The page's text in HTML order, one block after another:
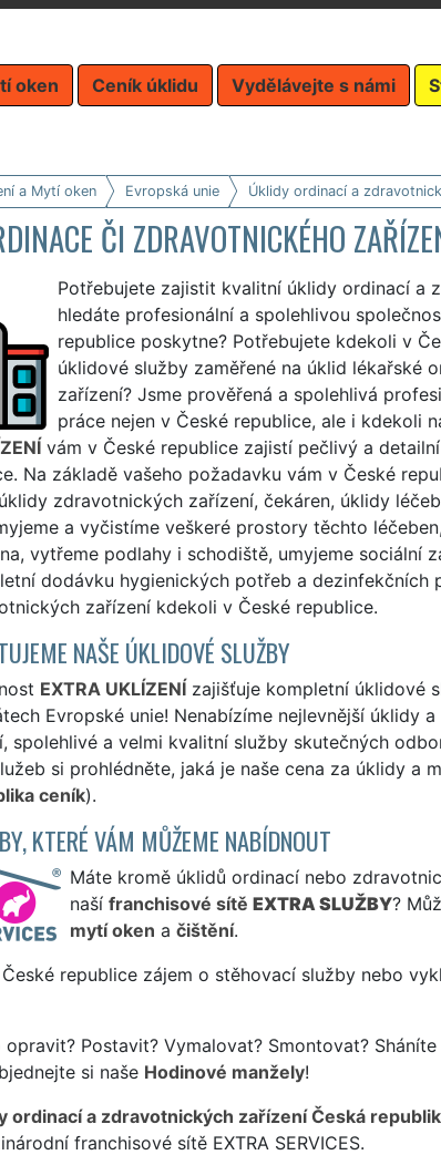
oken Ceník úklidu Vydělávejte s námi
a Mytí oken Evropská unie Úklidy ordinací a
ČI ZDRAVOTNICKÉHO
Potřebujete zajistit kvalitní úklidy ordinací a
hledáte profesionální a spolehlivou
republice poskytne? Potřebujete kdekoli v
úklidové služby zaměřené na úklid lékařské
zařízení? Jsme prověřená a spolehlivá
práce nejen v České republice, ale i kdekoli
vám v České republice zajistí pečlivý a
Na základě vašeho požadavku vám v České
zdravotnických zařízení, čekáren, úklidy
a vyčistíme veškeré prostory těchto
vytřeme podlahy i schodiště, umyjeme sociální
dodávku hygienických potřeb a
zařízení kdekoli v České republice.
NAŠE ÚKLIDOVÉ SLUŽBY
EXTRA UKLÍZENÍzajišťuje kompletní úklidové
Evropské unie! Nenabízíme nejlevnější úklidy
spolehlivé a velmi kvalitní služby skutečných
si prohlédněte, jaká je naše cena za úklidy a
ceník).
KTERÉ VÁM MŮŽEME NABÍDNOUT
Máte kromě úklidů ordinací nebo
naší franchisové sítě EXTRA SLUŽBY?
mytí oken a čištění.
republice zájem o stěhovací služby nebo
opravit? Postavit? Vymalovat? Smontovat?
si naše Hodinové manžely!
ordinací a zdravotnických zařízení Česká
franchisové sítě EXTRA SERVICES.